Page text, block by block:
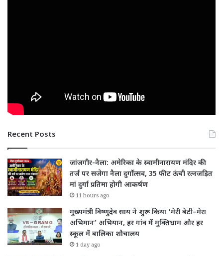
Recent Posts
जांजगीर-नैला: अमेरिका के स्वामीनारायण मंदिर की
तर्ज पर सजेगा नैला दुर्गोत्सव, 35 फीट ऊंची रत्नजड़ित
मां दुर्गा प्रतिमा होगी आकर्षण
11 hours ago
मुख्यमंत्री विष्णुदेव साय ने शुरू किया ‘मेरी बेटी–मेरा
अभिमान’ अभियान, हर गांव में मुक्तिधाम और हर
स्कूल में बालिका शौचालय
1 day ago